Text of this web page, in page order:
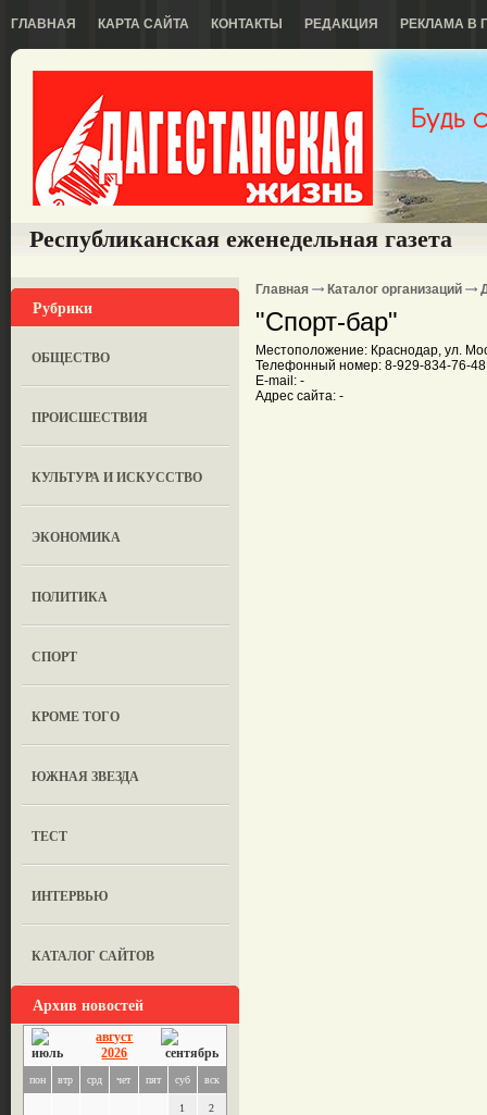
ГЛАВНАЯ КАРТА САЙТА КОНТАКТЫ РЕДАКЦИЯ РЕКЛАМА В
Республиканская еженедельная газета
Рубрики
ОБЩЕСТВО
ПРОИСШЕСТВИЯ
КУЛЬТУРА И ИСКУССТВО
ЭКОНОМИКА
ПОЛИТИКА
СПОРТ
КРОМЕ ТОГО
ЮЖНАЯ ЗВЕЗДА
ТЕСТ
ИНТЕРВЬЮ
КАТАЛОГ САЙТОВ
Архив новостей
август
2026
пон втр срд чет пят суб вск
1 2
Главная Каталог организаций
"Спорт-бар"
Местоположение: Краснодар, ул.
Телефонный номер: 8-929-834-76-48
E-mail: -
Адрес сайта: -